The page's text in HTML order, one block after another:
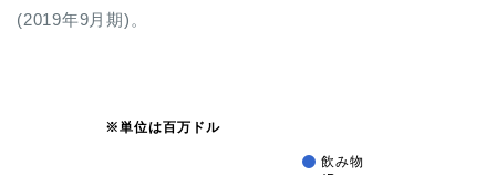
(2019年9月期)。
※単位は百万ドル
飲み物